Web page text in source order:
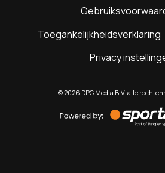
Toegankelijkheidsverklaring
Privacy
©2026 DPG Media B.V. alle
by